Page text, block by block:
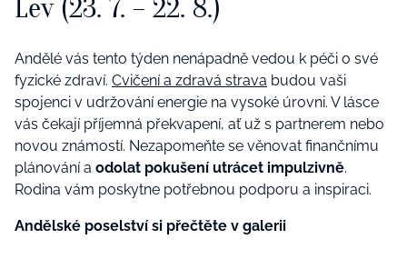
Lev (23. 7. – 22. 8.)
Andělé vás tento týden nenápadně vedou k péči o své
fyzické zdraví. Cvičení a zdravá strava budou vaši
spojenci v udržování energie na vysoké úrovni. V lásce
vás čekají příjemná překvapení, ať už s partnerem nebo
novou známostí. Nezapomeňte se věnovat finančnímu
plánování a odolat pokušení utrácet impulzivně.
Rodina vám poskytne potřebnou podporu a inspiraci.
Andělské poselství si přečtěte v galerii